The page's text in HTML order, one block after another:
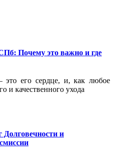
Почему это важно и где
это его сердце, и, как любое
и качественного ухода
и